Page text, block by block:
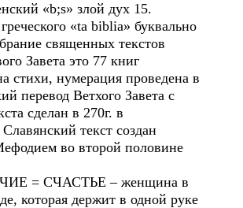
«b;s» злой дух 15.
«ta biblia» буквально
священных текстов
Завета это 77 книг
стихи, нумерация проведена в
перевод Ветхого Завета с
сделан в 270г. в
текст создан
во второй половине
= СЧАСТЬЕ – женщина в
которая держит в одной руке